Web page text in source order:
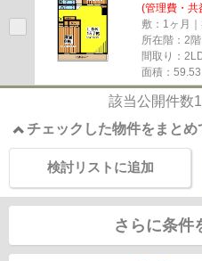
(管理費・共
敷：1ヶ月
所在階：2階
間取り：
面積：59.53
該当公開件数
チェックした物件をまとめ
検討リストに追加
さらに条件